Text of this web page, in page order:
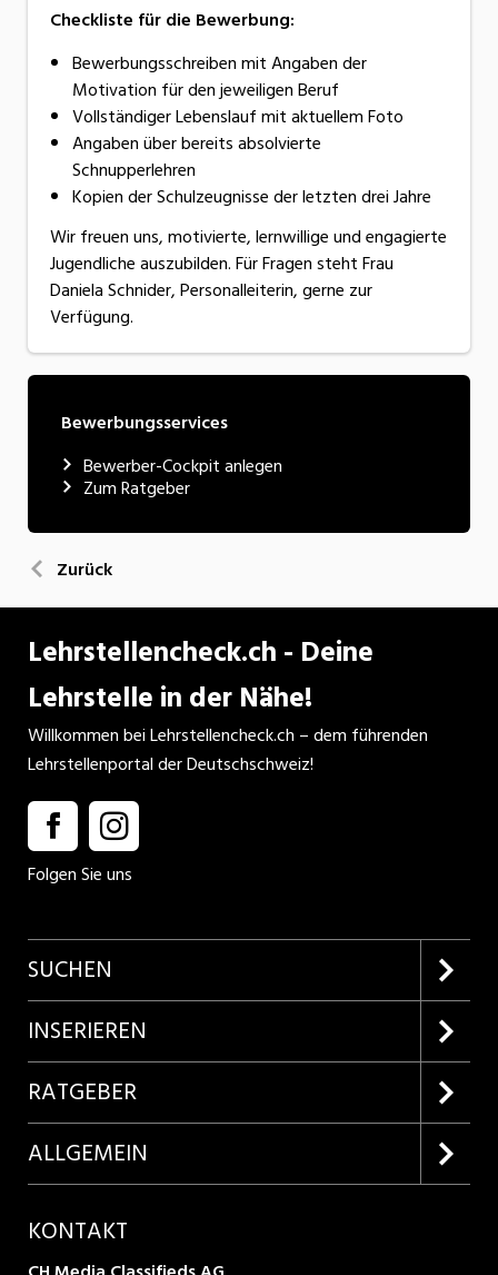
Checkliste für die Bewerbung:
Bewerbungsschreiben mit Angaben der
Motivation für den jeweiligen Beruf
Vollständiger Lebenslauf mit aktuellem Foto
Angaben über bereits absolvierte
Schnupperlehren
Kopien der Schulzeugnisse der letzten drei Jahre
Wir freuen uns, motivierte, lernwillige und engagierte
Jugendliche auszubilden. Für Fragen steht Frau
Daniela Schnider, Personalleiterin, gerne zur
Verfügung.
Bewerbungsservices
Bewerber-Cockpit anlegen
Zum Ratgeber
Zurück
Lehrstellencheck.ch - Deine
Lehrstelle in der Nähe!
Willkommen bei Lehrstellencheck.ch – dem führenden
Lehrstellenportal der Deutschschweiz!
Folgen Sie uns
SUCHEN
Firmenprofile entdecken
Lehrstellen suchen
INSERIEREN
Kundenlogin
Inserieren
Produkte
RATGEBER
Lehrberufe entdecken
ALLGEMEIN
AGB
KONTAKT